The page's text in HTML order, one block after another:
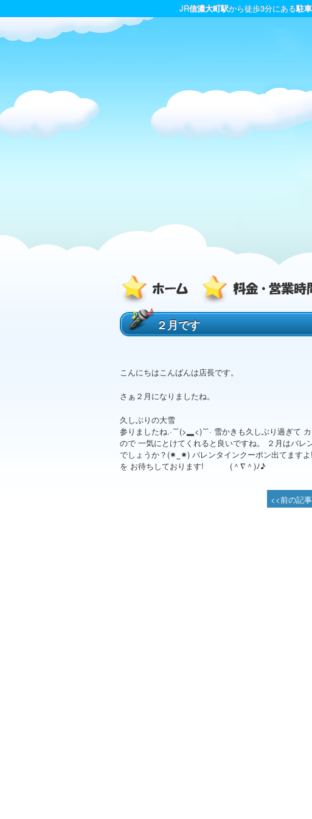
JR信濃大町駅から徒歩3分にある駐
２月です
こんにちはこんばんは店長です。
さぁ２月になりましたね。
久しぶりの大雪
参りましたね.⁠·⁠´⁠¯⁠`⁠(⁠>⁠▂⁠<⁠)⁠´⁠¯⁠`⁠· 雪かきも久しぶり過ぎ
ので 一気にとけてくれると良いですね。 ２月はバ
でしょうか？(⁠✷⁠‿⁠✷⁠) バレンタインクーポン出てま
を お待ちしております! (⁠＾⁠∇⁠＾⁠)⁠ﾉ⁠♪
<<前の記